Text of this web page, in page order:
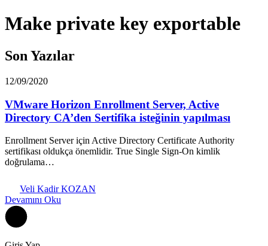
Make private key exportable
Son Yazılar
12/09/2020
VMware Horizon Enrollment Server, Active
Directory CA’den Sertifika isteğinin yapılması
Enrollment Server için Active Directory Certificate Authority
sertifikası oldukça önemlidir. True Single Sign-On kimlik
doğrulama…
Veli Kadir KOZAN
Devamını Oku